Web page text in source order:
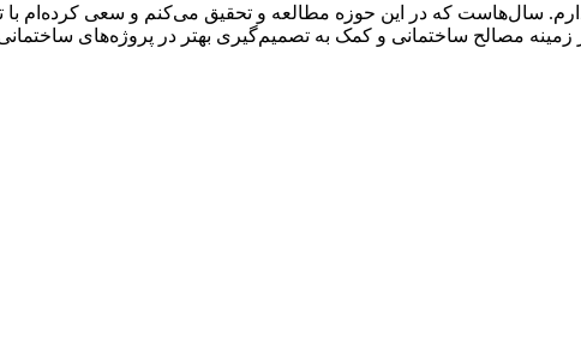
سال‌هاست که در این حوزه مطالعه و تحقیق می‌کنم و سعی کرده‌ام با
مصالح ساختمانی و کمک به تصمیم‌گیری بهتر در پروژه‌های